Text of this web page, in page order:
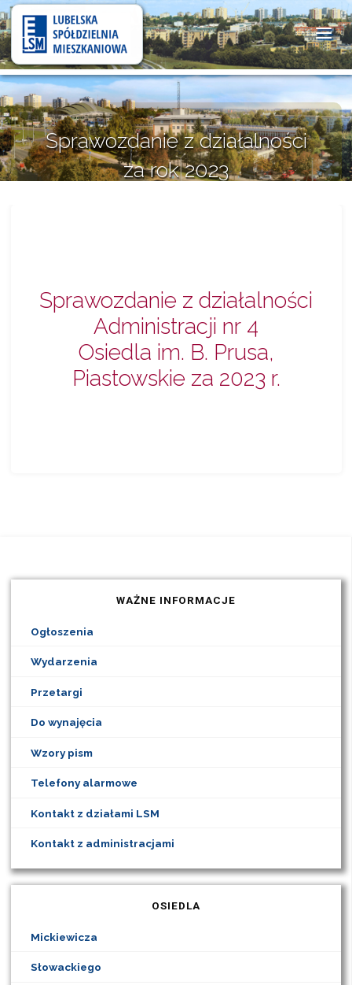
Lubelska
Spółdzielnia
Mieszkaniowa
Sprawozdanie z działalności
za rok 2023
Sprawozdanie z działalności
Administracji nr 4
Osiedla im. B. Prusa,
Piastowskie za 2023 r.
WAŻNE INFORMACJE
Ogłoszenia
Wydarzenia
Przetargi
Do wynajęcia
Wzory pism
Telefony alarmowe
Kontakt z działami LSM
Kontakt z administracjami
OSIEDLA
Mickiewicza
Słowackiego